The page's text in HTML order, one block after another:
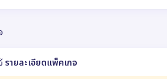
รายละเอียดแพ็คเกจ